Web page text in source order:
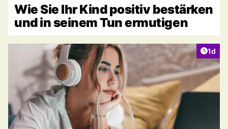
Wie Sie Ihr Kind positiv bestärken
und in seinem Tun ermutigen
1d